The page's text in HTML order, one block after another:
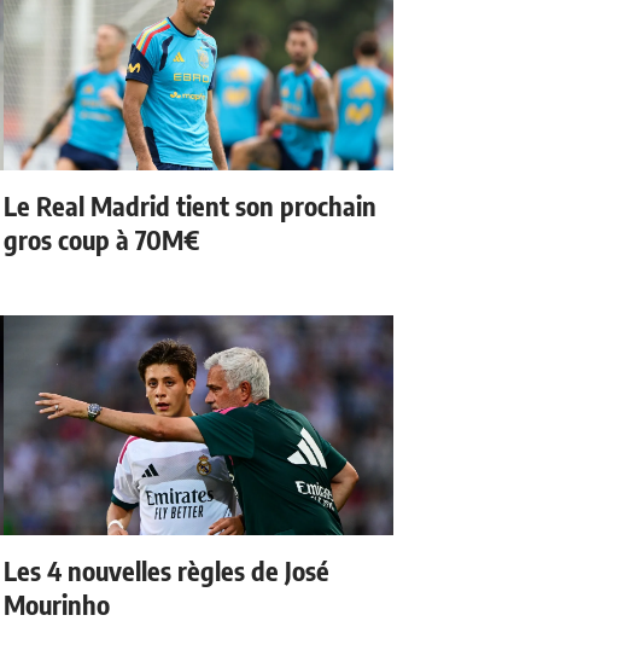
Le Real Madrid tient son prochain
gros coup à 70M€
Les 4 nouvelles règles de José
Mourinho